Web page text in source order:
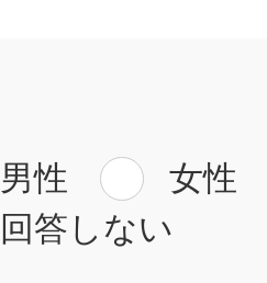
男性
女性
回答しない